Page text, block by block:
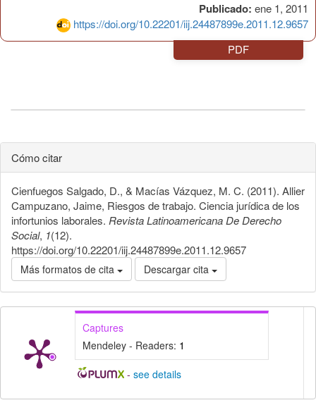
Publicado: ene 1, 2011
https://doi.org/10.22201/iij.24487899e.2011.12.9657
PDF
Cómo citar
Cienfuegos Salgado, D., & Macías Vázquez, M. C. (2011). Allier
Campuzano, Jaime, Riesgos de trabajo. Ciencia jurídica de los
infortunios laborales. Revista Latinoamericana De Derecho
Social, 1(12).
https://doi.org/10.22201/iij.24487899e.2011.12.9657
Más formatos de cita Descargar cita
Captures
Mendeley - Readers: 1
- see details